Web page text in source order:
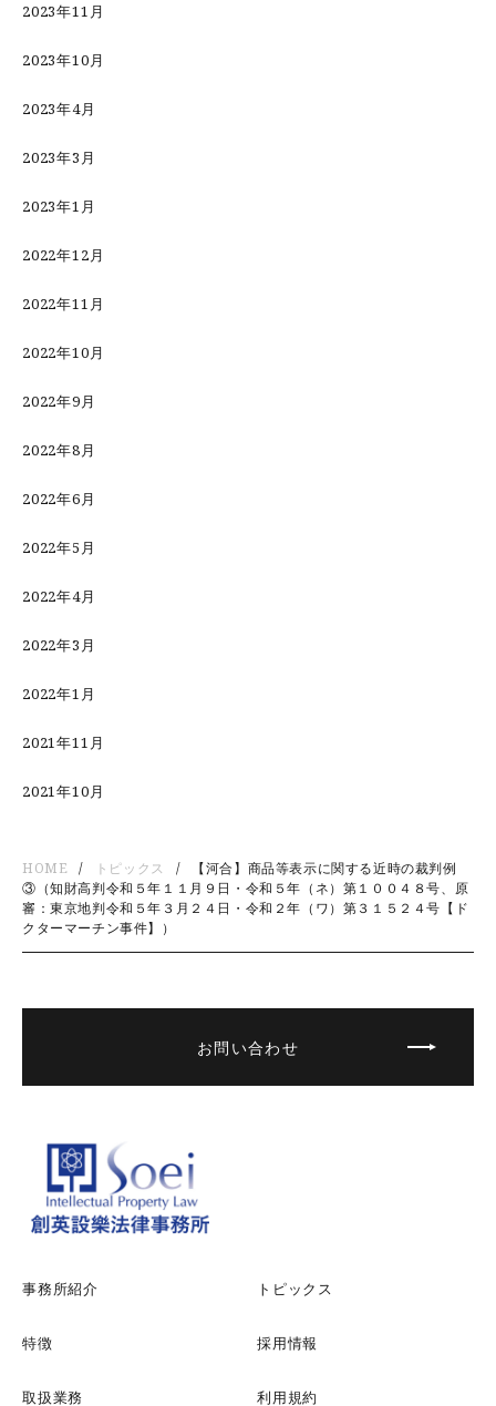
2023年11月
2023年10月
2023年4月
2023年3月
2023年1月
2022年12月
2022年11月
2022年10月
2022年9月
2022年8月
2022年6月
2022年5月
2022年4月
2022年3月
2022年1月
2021年11月
2021年10月
HOME トピックス
【河合】商品等表示に関する近時の裁判例
③（知財高判令和５年１１月９日・令和５年（ネ）第１００４８号、原
審：東京地判令和５年３月２４日・令和２年（ワ）第３１５２４号【ド
クターマーチン事件】）
お問い合わせ
事務所紹介
特徴
取扱業務
トピックス
採用情報
利用規約